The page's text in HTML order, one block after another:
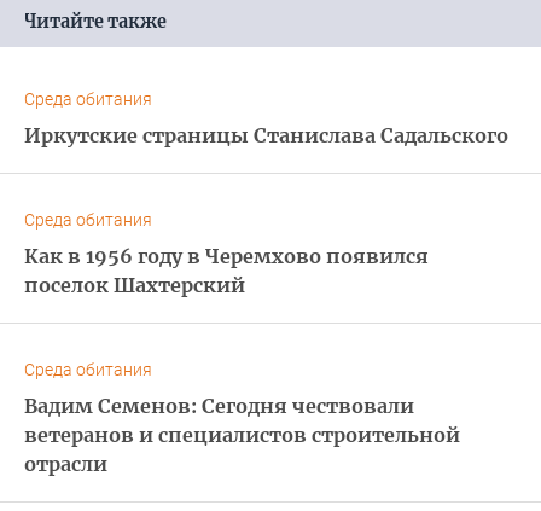
Читайте также
Среда обитания
Иркутские страницы Станислава Садальского
Среда обитания
Как в 1956 году в Черемхово появился
поселок Шахтерский
Среда обитания
Вадим Семенов: Сегодня чествовали
ветеранов и специалистов строительной
отрасли